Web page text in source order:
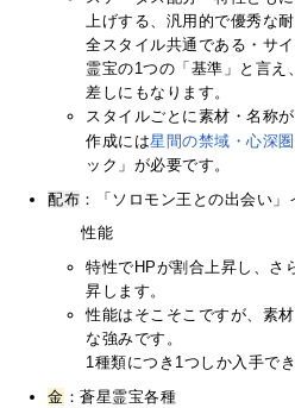
上げする、汎用的で優秀な
全スタイル共通である・サ
霊宝の1つの「基準」と言
差しにもなります。
スタイルごとに素材・名称
作成には星間の禁域・心深圏
ック」が必要です。
配布 ：「ソロモン王との出会い
性能
特性でHPが割合上昇し、さ
昇します。
性能はそこそこですが、素
な強みです。
1種類につき1つしか入手で
金 ：蒼星霊宝各種